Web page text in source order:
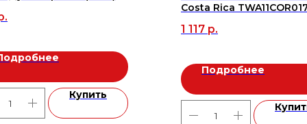
Купить
Costa Rica
1 117 р.
Подробнее